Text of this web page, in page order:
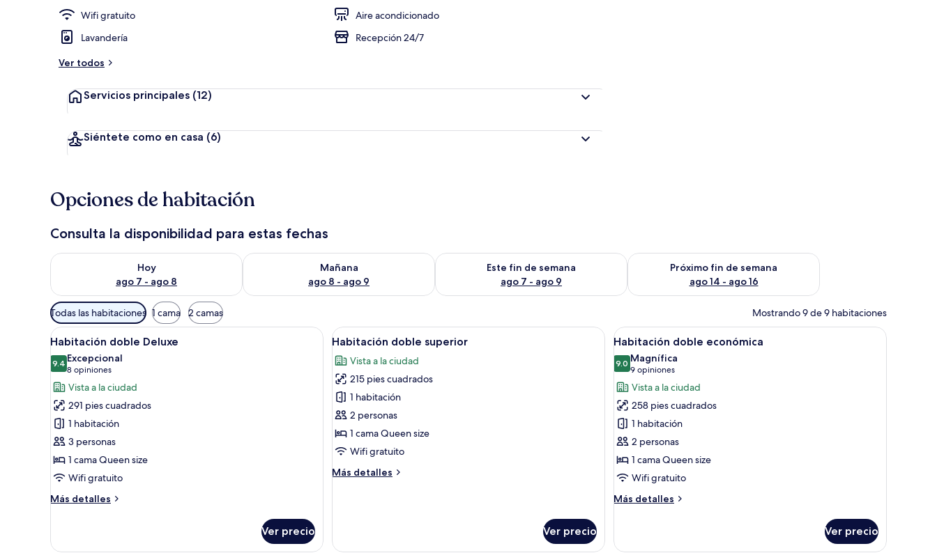
Wifi gratuito
Aire acondicionado
Lavandería
Recepción 24/7
Ver todos
Servicios principales (12)
Siéntete como en casa (6)
Opciones de habitación
Consulta la disponibilidad para estas fechas
Hoy
ago 7 - ago 8
Consulta la disponibilidad para hoy ago 7 - ago 8
Mañana
ago 8 - ago 9
Consulta la disponibilidad para mañana ago 8 - ago 9
Este fin de semana
ago 7 - ago 9
Consulta la disponibilidad para este fin de semana ago 7 - ago 9
Próximo fin de semana
ago 14 - ago 16
Consulta la disponibilidad para el próximo fin de semana ago
Filtros
disponibles
para
las
habitaciones
Todas las habitaciones 1 cama 2 camas Mostrando 9 de 9 habitaciones
Abrir
todas
las
fotos
de
Habitación
doble
Deluxe
Un dormitorio con cama, mesita de noche, pared de piedra y ventana con cortinas.
20
Habitación doble Deluxe
9.49.4 de 10
Excepcional
8 opiniones
(8
opiniones)
Vista a la ciudad
291 pies cuadrados
1 habitación
3 personas
1 cama Queen size
Wifi gratuito
Más detalles
Más
doble
Ver precio
Abrir
todas
las
fotos
de
Habitación
doble
superior
Un dormitorio con una cama grande, un escritorio, una silla y un televisor montado en la pared.
9
Habitación doble superior
Vista a la ciudad
215 pies cuadrados
1 habitación
2 personas
1 cama Queen size
Wifi gratuito
Más detalles
Más
Ver precio
Abrir
todas
las
fotos
de
Habitación
doble
económica
Un dormitorio moderno con una cama
7
Habitación doble económica
9.09.0 de 10
Magnífica
9 opiniones
(9
opiniones)
Vista a la ciudad
258 pies cuadrados
1 habitación
2 personas
1 cama Queen size
Wifi gratuito
Más detalles
Más
doble
Ver precio